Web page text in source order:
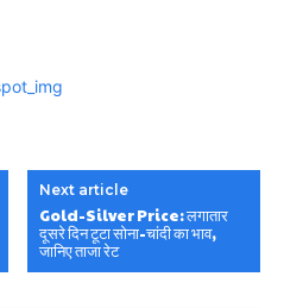
Next article
Gold-Silver Price: लगातार
दूसरे दिन टूटा सोना-चांदी का भाव,
जानिए ताजा रेट